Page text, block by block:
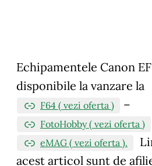
Echipamentele Canon
disponibile la vanzare la
F64 ( vezi oferta ) –
FotoHobby ( vezi oferta )
eMAG ( vezi oferta ).
acest articol sunt de